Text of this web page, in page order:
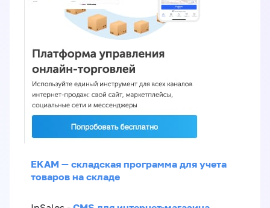
EKAM — складская программа для учета
товаров на складе